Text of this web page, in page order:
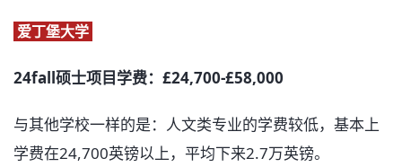
爱丁堡大学
24fall硕士项目学费：£24,700-£58,000
与其他学校一样的是：人文类专业的学费较低，基本上
学费在24,700英镑以上，平均下来2.7万英镑。